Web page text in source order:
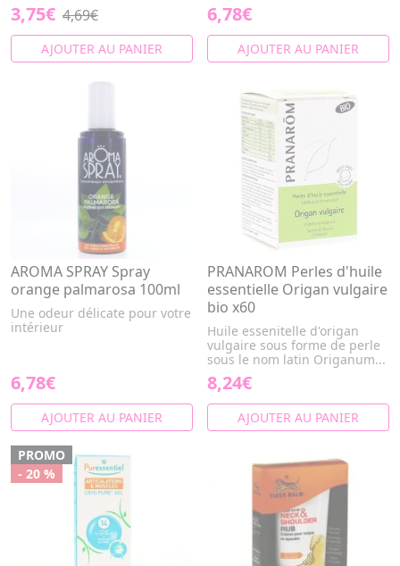
3,75€ 4,69€
AJOUTER AU PANIER
6,78€
AJOUTER AU PANIER
AROMA SPRAY Spray
orange palmarosa 100ml
Une odeur délicate pour votre
intérieur
6,78€
AJOUTER AU PANIER
PRANAROM Perles d'huile
essentielle Origan vulgaire
bio x60
Huile essenitelle d'origan
vulgaire sous forme de perle
sous le nom latin Origanum...
8,24€
AJOUTER AU PANIER
PROMO
- 20 %